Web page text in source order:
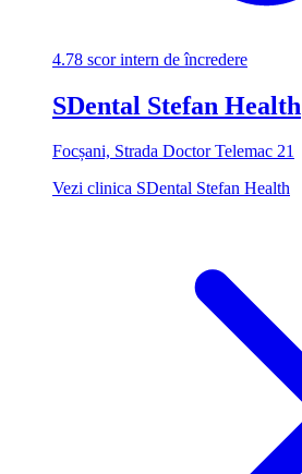
4.78 scor intern de încredere
SDental Stefan Health
Focșani, Strada Doctor Telemac 21
Vezi clinica SDental Stefan Health